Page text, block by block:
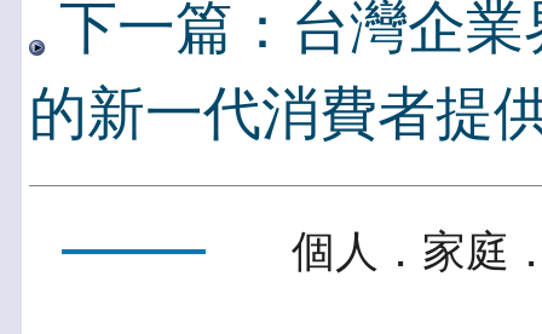
下一篇：台灣企
的新一代消費者提
個人．家庭